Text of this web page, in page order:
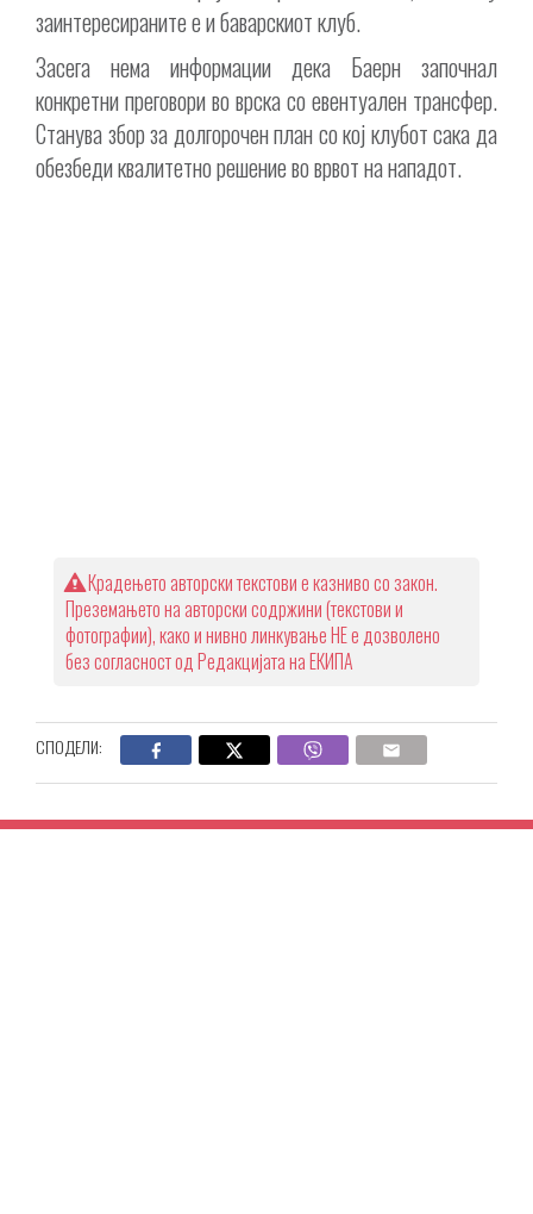
заинтересираните е и баварскиот клуб.
Засега нема информации дека Баерн започнал
конкретни преговори во врска со евентуален трансфер.
Станува збор за долгорочен план со кој клубот сака да
обезбеди квалитетно решение во врвот на нападот.
Крадењето авторски текстови е казниво со закон.
Преземањето на авторски содржини (текстови и
фотографии), како и нивно линкување НЕ е дозволено
без согласност од Редакцијата на ЕКИПА
СПОДЕЛИ: